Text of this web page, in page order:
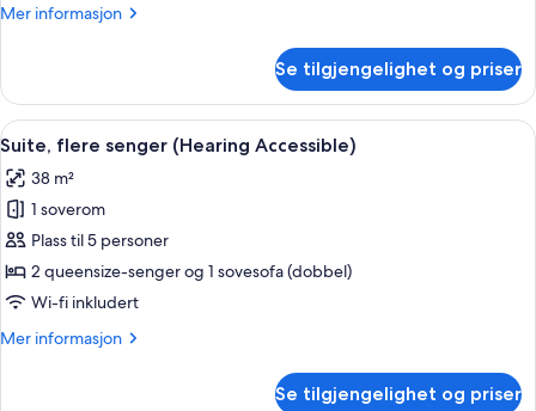
Accessible,
Mer informasjon
Mer
flere
senger
(Mobility
Tub)
Se tilgjengelighet og priser
Åpne
alle
bildene
av
Suite,
flere
senger
Accessible)
Sengetøy av topp kvalitet,
4
Suite, flere senger (Hearing Accessible)
38 m²
1 soverom
Plass til 5 personer
2 queensize-senger og 1 sovesofa (dobbel)
Wi-fi inkludert
Mer informasjon
Mer
Se tilgjengelighet og priser